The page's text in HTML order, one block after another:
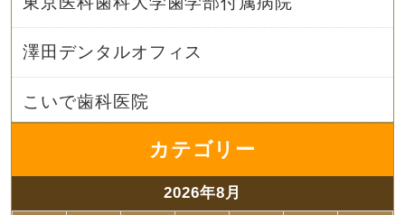
澤田デンタルオフィス
こいで歯科医院
カテゴリー
2026年8月